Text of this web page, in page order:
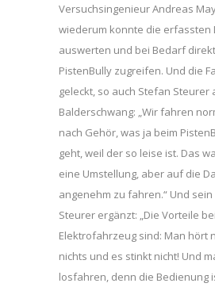
Versuchsingenieur Andreas
wiederum konnte die erfassten
auswerten und bei Bedarf
PistenBully zugreifen. Und die
geleckt, so auch Stefan Steurer
Balderschwang: „Wir fahren
nach Gehör, was ja beim
geht, weil der so leise ist. Das
eine Umstellung, aber auf die
angenehm zu fahren.“ Und
Steurer ergänzt: „Die Vorteile
Elektrofahrzeug sind: Man hört
nichts und es stinkt nicht! Und
losfahren, denn die Bedienung